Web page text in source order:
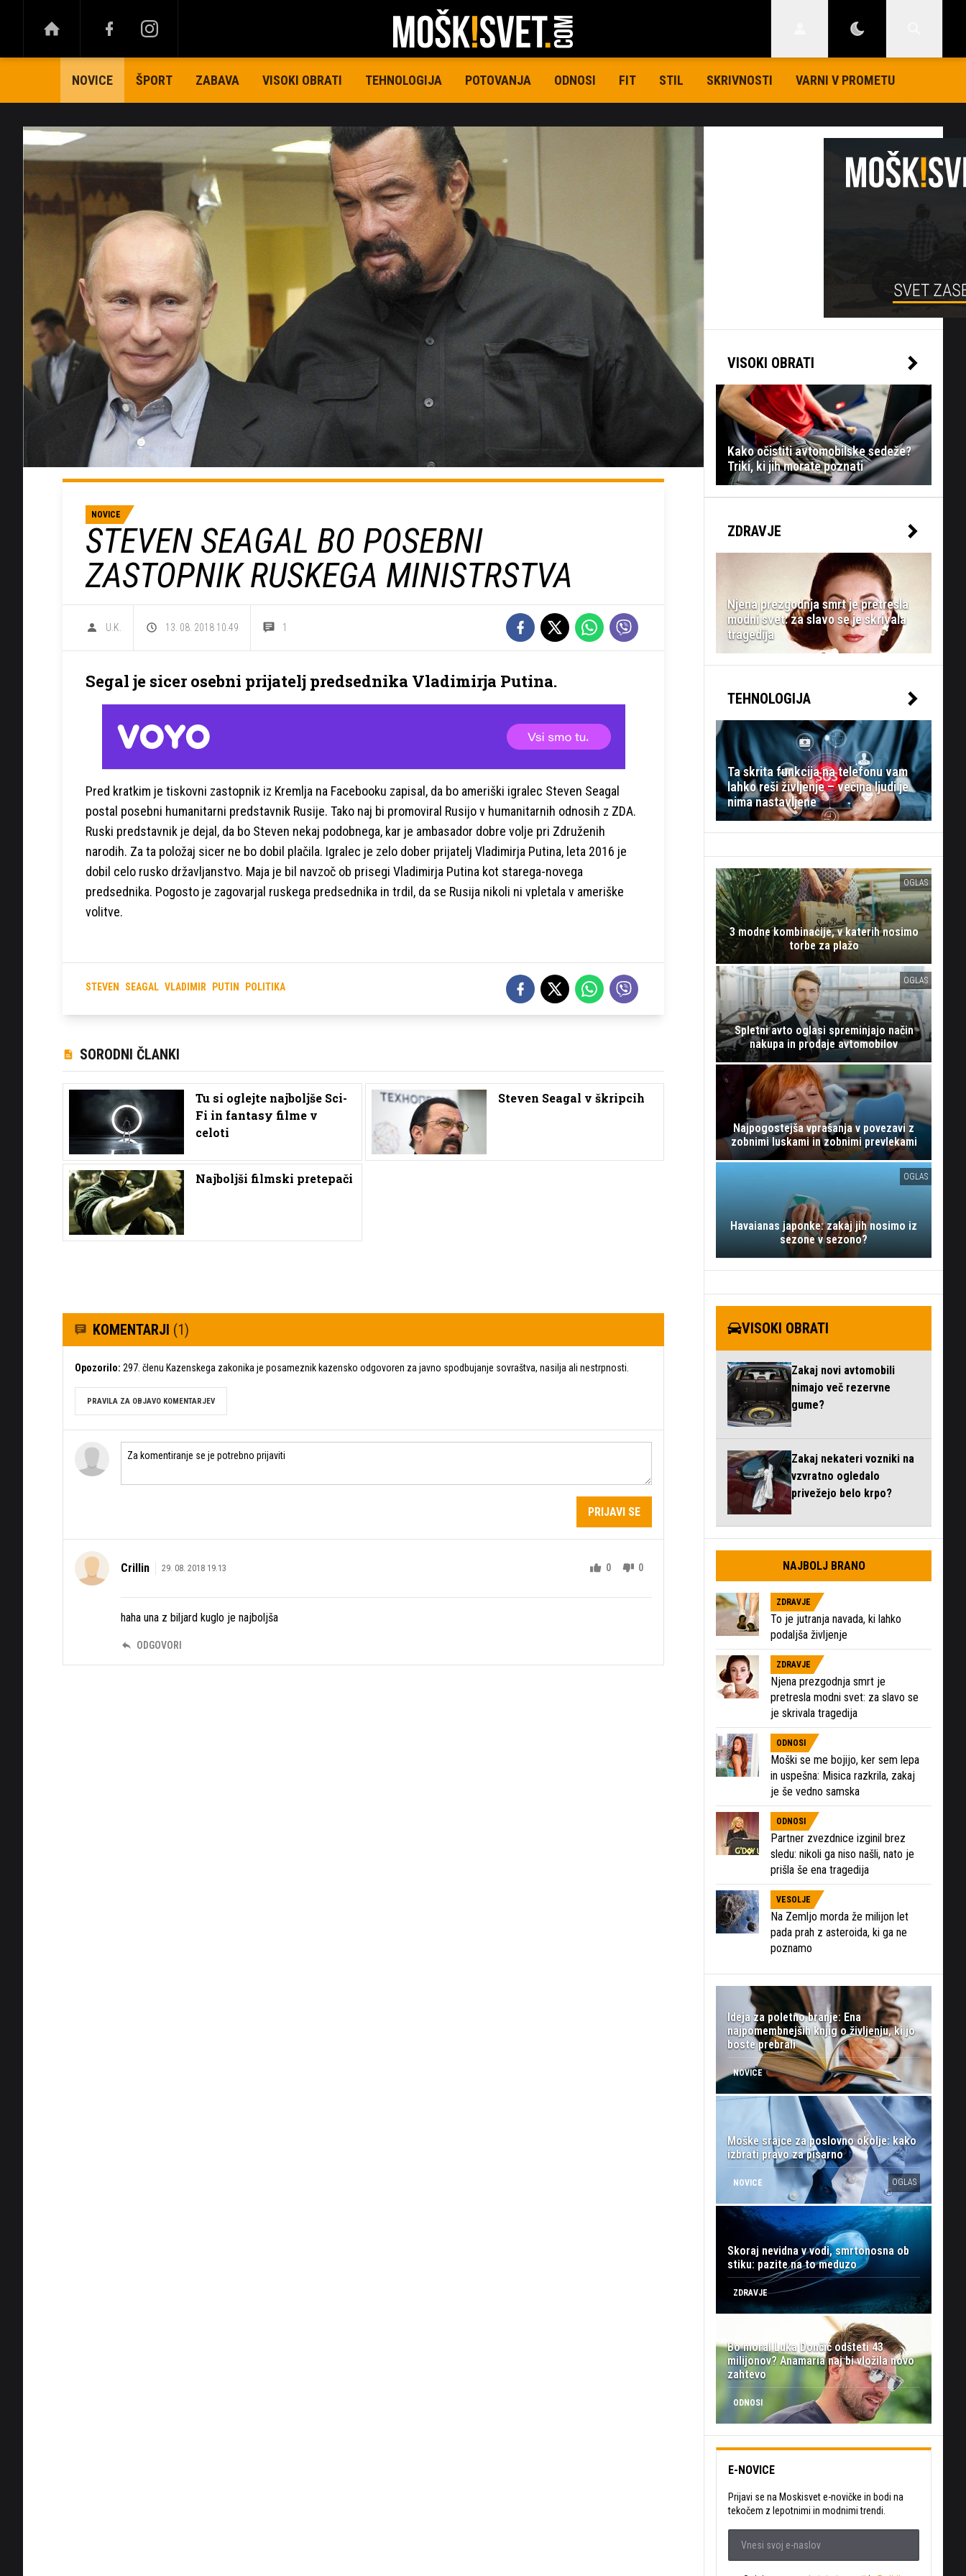
NOVICE ŠPORT ZABAVA VISOKI OBRATI TEHNOLOGIJA POTOVANJA ODNOSI FIT STIL SKRIVNOSTI VARNI V PROMETU
NOVICE
STEVEN SEAGAL BO POSEBNI
ZASTOPNIK RUSKEGA MINISTRSTVA
U.K. 13. 08. 2018 10.49 1
Segal je sicer osebni prijatelj predsednika Vladimirja Putina.
Pred kratkim je tiskovni zastopnik iz Kremlja na Facebooku zapisal, da bo ameriški igralec Steven Seagal
postal posebni humanitarni predstavnik Rusije. Tako naj bi promoviral Rusijo v humanitarnih odnosih z ZDA.
Ruski predstavnik je dejal, da bo Steven nekaj podobnega, kar je ambasador dobre volje pri Združenih
narodih. Za ta položaj sicer ne bo dobil plačila. Igralec je zelo dober prijatelj Vladimirja Putina, leta 2016 je
dobil celo rusko državljanstvo. Maja je bil navzoč ob prisegi Vladimirja Putina kot starega-novega
predsednika. Pogosto je zagovarjal ruskega predsednika in trdil, da se Rusija nikoli ni vpletala v ameriške
volitve.
STEVEN SEAGAL VLADIMIR PUTIN POLITIKA
SORODNI ČLANKI
Tu si oglejte najboljše Sci-
Fi in fantasy filme v
celoti
Steven Seagal v škripcih
Najboljši filmski pretepači
KOMENTARJI (1)
Opozorilo: 297. členu Kazenskega zakonika je posameznik kazensko odgovoren za javno spodbujanje sovraštva, nasilja ali nestrpnosti.
PRAVILA ZA OBJAVO KOMENTARJEV
PRIJAVI SE
Crillin 29. 08. 2018 19.13 0 0
haha una z biljard kuglo je najboljša
ODGOVORI
VISOKI OBRATI
Kako očistiti avtomobilske sedeže?
Triki, ki jih morate poznati
ZDRAVJE
Njena prezgodnja smrt je pretresla
modni svet: za slavo se je skrivala
tragedija
TEHNOLOGIJA
Ta skrita funkcija na telefonu vam
lahko reši življenje – večina ljudi je
nima nastavljene
OGLAS
3 modne kombinacije, v katerih nosimo
torbe za plažo
OGLAS
Spletni avto oglasi spreminjajo način
nakupa in prodaje avtomobilov
Najpogostejša vprašanja v povezavi z
zobnimi luskami in zobnimi prevlekami
OGLAS
Havaianas japonke: zakaj jih nosimo iz
sezone v sezono?
VISOKI OBRATI
Zakaj novi avtomobili
nimajo več rezervne
gume?
Zakaj nekateri vozniki na
vzvratno ogledalo
privežejo belo krpo?
NAJBOLJ BRANO
ZDRAVJE
To je jutranja navada, ki lahko
podaljša življenje
ZDRAVJE
Njena prezgodnja smrt je
pretresla modni svet: za slavo se
je skrivala tragedija
ODNOSI
Moški se me bojijo, ker sem lepa
in uspešna: Misica razkrila, zakaj
je še vedno samska
ODNOSI
Partner zvezdnice izginil brez
sledu: nikoli ga niso našli, nato je
prišla še ena tragedija
VESOLJE
Na Zemljo morda že milijon let
pada prah z asteroida, ki ga ne
poznamo
Ideja za poletno branje: Ena
najpomembnejših knjig o življenju, ki jo
boste prebrali
NOVICE
Moške srajce za poslovno okolje: kako
izbrati pravo za pisarno
NOVICE OGLAS
Skoraj nevidna v vodi, smrtonosna ob
stiku: pazite na to meduzo
ZDRAVJE
Bo moral Luka Dončić odšteti 43
milijonov? Anamaria naj bi vložila novo
zahtevo
ODNOSI
E-NOVICE
Prijavi se na Moskisvet e-novičke in bodi na
tekočem z lepotnimi in modnimi trendi.